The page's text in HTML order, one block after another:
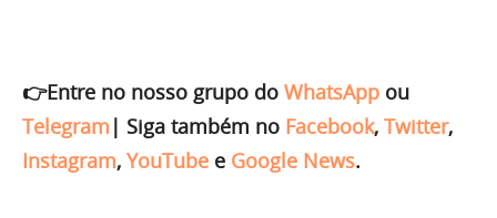
👉Entre no nosso grupo do WhatsApp ou
Telegram | Siga também no Facebook, Twitter,
Instagram, YouTube e Google News.